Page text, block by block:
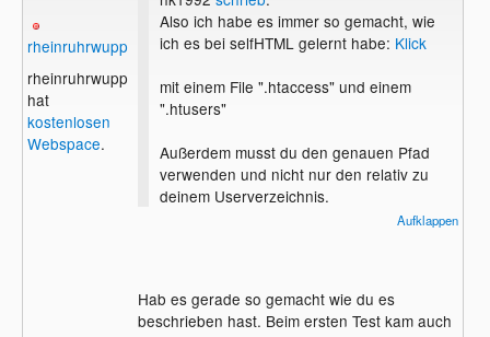
rheinruhrwupper
rheinruhrwupper
hat
kostenlosen
Webspace.
Also ich habe es immer so gemacht, wie
ich es bei selfHTML gelernt habe: Klick
mit einem File ".htaccess" und einem
".htusers"
Außerdem musst du den genauen Pfad
verwenden und nicht nur den relativ zu
deinem Userverzeichnis.
Accountnamen ein, hinten hängst du die
verzeichnisstruktur auf deinem Webspace
Aufklappen
Hab es gerade so gemacht wie du es
beschrieben hast. Beim ersten Test kam auch